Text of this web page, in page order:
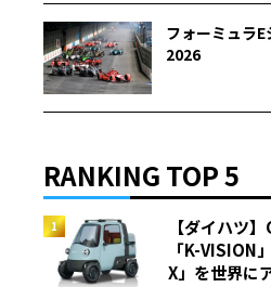
フォーミュラ
2026
RANKING TOP 5
【ダイハツ
「K-VISION
X」を世界に